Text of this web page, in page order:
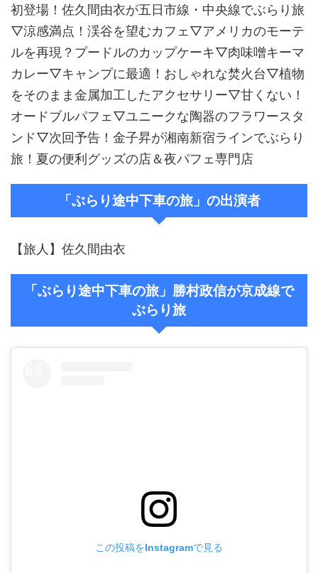
初登場！佐久間由衣が五日市線・中央線でぶらり旅
▽涼感満点！渓谷を望むカフェ▽アメリカのモーテ
ルを再現？プードルのカップケーキ▽肉味噌キーマ
カレー▽キャンプに最適！おしゃれな焚火台▽植物
をそのまま金属加工したアクセサリー▽甘くない！
オードブルパフェ▽ユニークな陶器のフラワースタ
ンド▽次回予告！金子昇が湘南新宿ラインでぶらり
旅！夏の便利グッズの店＆夜パフェ専門店
「ぶらり途中下車の旅」の出演者
【旅人】佐久間由衣
「ぶらり途中下車の旅」勝村政信が京成線で
ぶらり旅
この投稿をInstagramで見る